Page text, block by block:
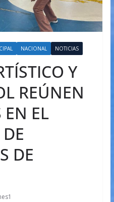
NACIONAL NOTICIAS
Y
REÚNEN
EN EL
DE